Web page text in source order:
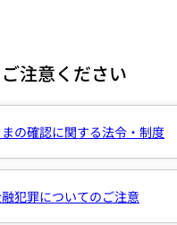
ご注意ください
の確認に関する法令・制度
犯罪についてのご注意